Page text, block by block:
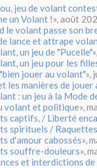
jeu de volant
un Volant !», août
le volant passe son
lance et attrape
un jeu de "Pucelle"
un jeu pour les
jouer au volant"»,
les manières de jouer
: un jeu à la Mode
volant et politique»,
captifs, / Liberté
spirituels /
d'amour cabossés»,
souffre-douleurs»,
et interdictions